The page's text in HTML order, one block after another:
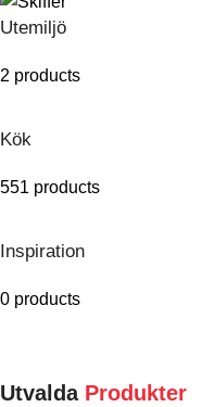
Utemiljö
2 products
Kök
551 products
Inspiration
0 products
Utvalda Produkter